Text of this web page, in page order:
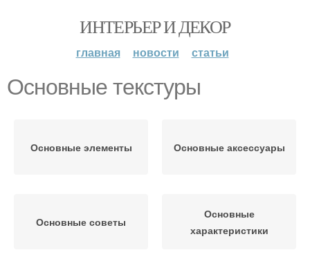
ИНТЕРЬЕР И ДЕКОР
главная новости статьи
Основные текстуры
Основные элементы Основные аксессуары
Основные советы
Основные
характеристики